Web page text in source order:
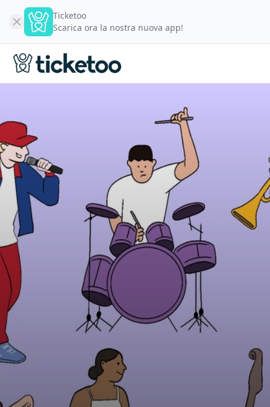
Ticketoo
Scarica ora la nostra nuova app!